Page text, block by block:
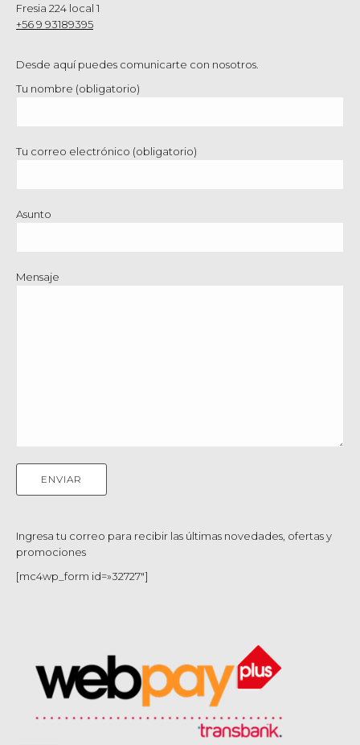
Fresia 224 local 1
+56 9 93189395
Desde aquí puedes comunicarte con nosotros.
Tu nombre (obligatorio)
Tu correo electrónico (obligatorio)
Asunto
Mensaje
Ingresa tu correo para recibir las últimas novedades, ofertas y
promociones
[mc4wp_form id=»32727″]